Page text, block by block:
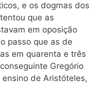
e os dogmas dos
que as
em oposição
passo que as de
em quarenta e três
Gregório
de Aristóteles,